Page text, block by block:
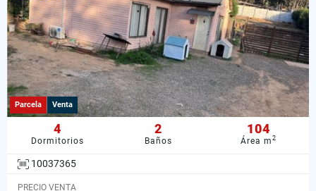
Parcela Venta
4
Dormitorios
2
Baños
104
Área m2
10037365
PRECIO VENTA